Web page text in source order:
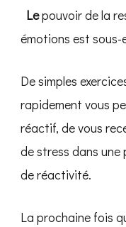
‍ Lepouvoir de la
émotions est sous-
De simples
rapidement vous
réactif, de vous
de stress dans
de réactivité.
La prochaine fois